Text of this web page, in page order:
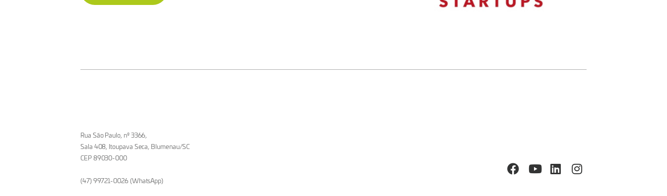
Rua São Paulo, nº 3366,
Sala 408, Itoupava Seca, Blumenau/SC
CEP 89030-000
(47) 99721-0026 (WhatsApp)